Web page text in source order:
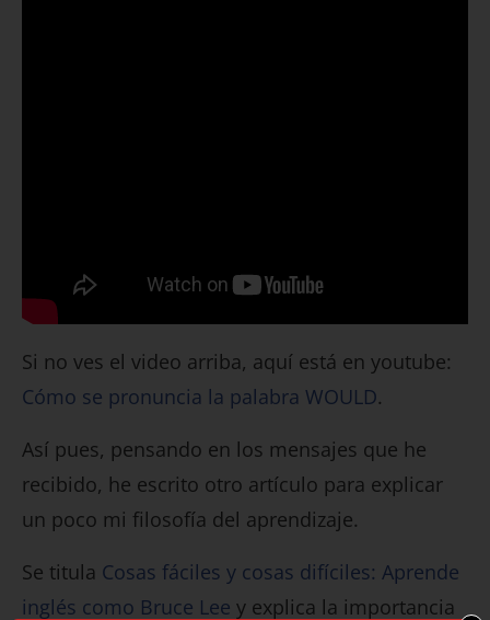
Si no ves el video arriba, aquí está en youtube:
Cómo se pronuncia la palabra WOULD.
Así pues, pensando en los mensajes que he
recibido, he escrito otro artículo para explicar
un poco mi filosofía del aprendizaje.
Se titula Cosas fáciles y cosas difíciles: Aprende
inglés como Bruce Lee y explica la importancia